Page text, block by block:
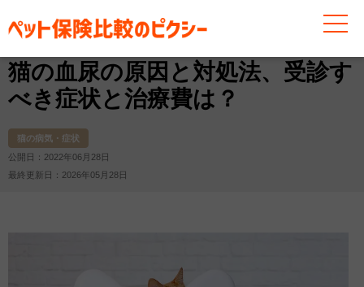
お役立ち情報 猫 猫の病気・症状 猫の血尿の原因
猫の血尿の原因と対処法、受診す
べき症状と治療費は？
猫の病気・症状
公開日：2022年06月28日
最終更新日：2026年05月28日